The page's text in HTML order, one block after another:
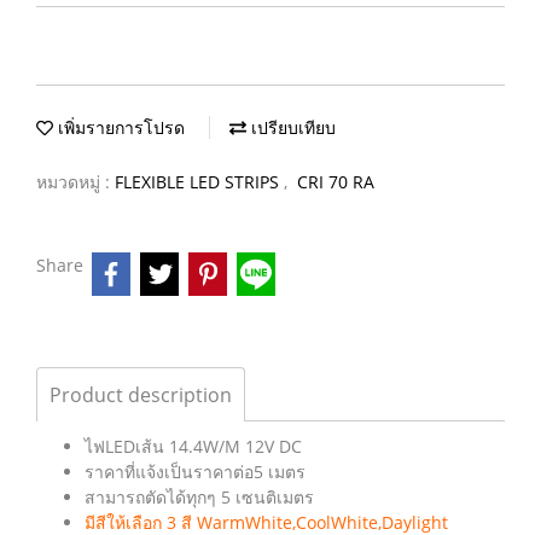
เพิ่มรายการโปรด เปรียบเทียบ
หมวดหมู่ : FLEXIBLE LED STRIPS , CRI 70 RA
Share
Product description
ไฟLEDเส้น 14.4W/M 12V DC
ราคาที่แจ้งเป็นราคาต่อ5 เมตร
สามารถตัดได้ทุกๆ 5 เซนติเมตร
มีสีให้เลือก 3 สี WarmWhite,CoolWhite,Daylight